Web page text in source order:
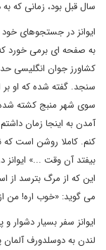
سال قبل بود، زمانی که
ایوانز در جستجوهای
به صفحه ای برمی خورد
کشاورز جوان انگلیسی
سنجد. گفته شده که او
سوی شهر منبج کشته
آمدن به اینجا زمان
کنم. کاملا روشن است که
بیفتد آن وقت ...»
این که از مرگ بترسد
می گوید: «خوب اره! من
ایوانز سفر بسیار
لندن به دوسلدورف آلمان